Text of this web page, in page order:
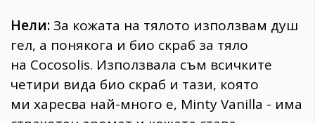
Нели:За кожата на тялото използвам душ
гел, а понякога и био скраб за тяло
на Cocosolis. Използвала съм всичките
четири вида био скраб и тази, която
ми харесва най-много e, Minty Vanilla - има